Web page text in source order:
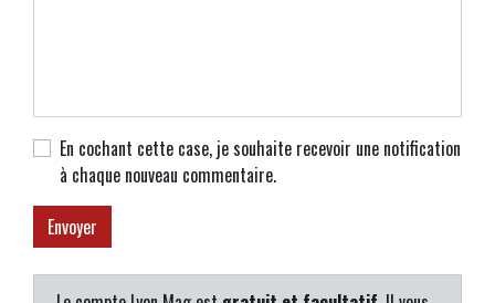
En cochant cette case, je souhaite recevoir une notification
à chaque nouveau commentaire.